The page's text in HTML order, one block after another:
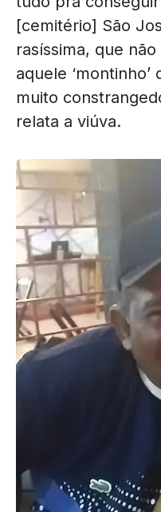
[cemitério] São
rasíssima, que
aquele
muito
relata a viúva.